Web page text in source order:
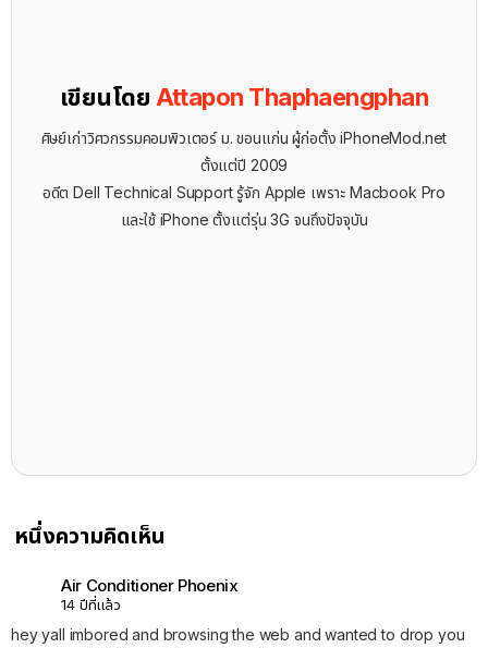
เขียนโดย Attapon Thaphaengphan
ศิษย์เก่าวิศวกรรมคอมพิวเตอร์ ม. ขอนแก่น ผู้ก่อตั้ง iPhoneMod.net
ตั้งแต่ปี 2009
อดีต Dell Technical Support รู้จัก ​Apple เพราะ Macbook Pro
และใช้ iPhone ตั้งแต่รุ่น 3G จนถึงปัจจุบัน
หนึ่งความคิดเห็น
Air Conditioner Phoenix
14 ปีที่แล้ว
hey yall imbored and browsing the web and wanted to drop you